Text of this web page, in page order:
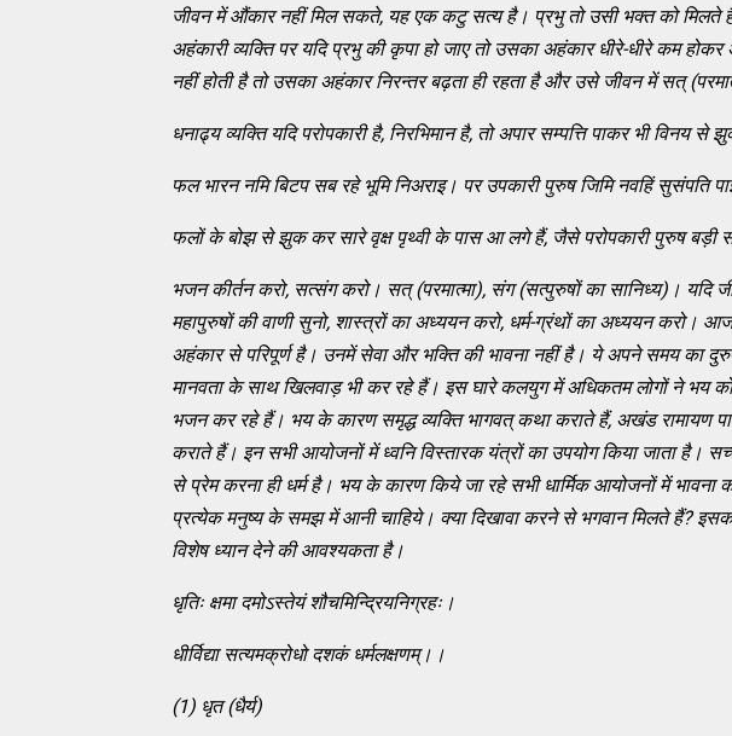
जीवन में औंकार नहीं मिल सकते, यह एक कटु सत्य है। प्रभु तो उसी भक्त को मिलते हैं
अहंकारी व्यक्ति पर यदि प्रभु की कृपा हो जाए तो उसका अहंकार धीरे-धीरे कम
नहीं होती है तो उसका अहंकार निरन्तर बढ़ता ही रहता है और उसे जीवन में सत्
धनाढ्य व्यक्ति यदि परोपकारी है, निरभिमान है, तो अपार सम्पत्ति पाकर भी विनय से
फल भारन नमि बिटप सब रहे भूमि निअराइ। पर उपकारी पुरुष जिमि नवहिं सुसंपति
फलों के बोझ से झुक कर सारे वृक्ष पृथ्वी के पास आ लगे हैं, जैसे परोपकारी पुरुष बड़ी
भजन कीर्तन करो, सत्संग करो। सत् (परमात्मा), संग (सत्पुरुषों का सानिध्य)। यदि
महापुरुषों की वाणी सुनो, शास्त्रों का अध्ययन करो, धर्म-ग्रंथों का अध्ययन करो।
अहंकार से परिपूर्ण है। उनमें सेवा और भक्ति की भावना नहीं है। ये अपने समय का
मानवता के साथ खिलवाड़ भी कर रहे हैं। इस घारे कलयुग में अधिकतम लोगों ने भय
भजन कर रहे हैं। भय के कारण समृद्ध व्यक्ति भागवत् कथा कराते हैं, अखंड रामायण
कराते हैं। इन सभी आयोजनों में ध्वनि विस्तारक यंत्रों का उपयोग किया जाता है।
से प्रेम करना ही धर्म है। भय के कारण किये जा रहे सभी धार्मिक आयोजनों में भावना
प्रत्येक मनुष्य के समझ में आनी चाहिये। क्या दिखावा करने से भगवान मिलते हैं?
विशेष ध्यान देने की आवश्यकता है।
धृतिः क्षमा दमोऽस्तेयं शौचमिन्द्रियनिग्रहः।
धीर्विद्या सत्यमक्रोधो दशकं धर्मलक्षणम्।।
(1) धृत (धैर्य)